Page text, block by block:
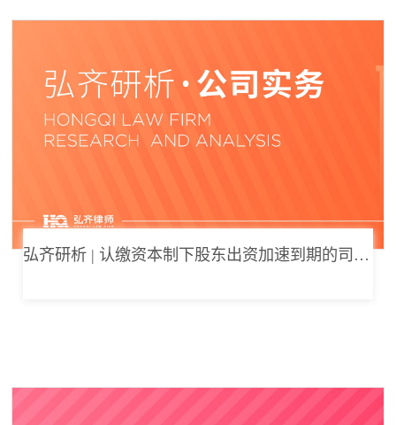
弘齐研析 | 认缴资本制下股东出资加速到期的司法边界与例外体系